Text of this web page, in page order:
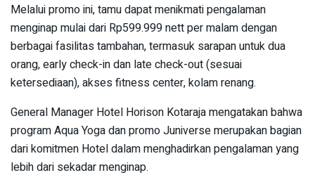
Melalui promo ini, tamu dapat menikmati pengalaman
menginap mulai dari Rp599.999 nett per malam dengan
berbagai fasilitas tambahan, termasuk sarapan untuk dua
orang, early check-in dan late check-out (sesuai
ketersediaan), akses fitness center, kolam renang.
General Manager Hotel Horison Kotaraja mengatakan bahwa
program Aqua Yoga dan promo Juniverse merupakan bagian
dari komitmen Hotel dalam menghadirkan pengalaman yang
lebih dari sekadar menginap.